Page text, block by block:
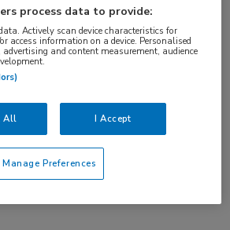
process data to provide:
Actively scan device characteristics for
access information on a device. Personalised
and content measurement, audience
All I Accept
Manage Preferences